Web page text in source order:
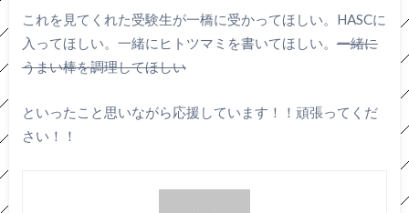
これを見てくれた受験生が一橋に受かってほしい。HASCに
入ってほしい。一緒にヒトツマミを書いてほしい。一緒に
うまい棒を調理してほしい
といったこと思いながら応援しています！！頑張ってくだ
さい！！